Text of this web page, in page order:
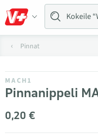
Pinnat
MACH1
Pinnanippeli
0,20 €